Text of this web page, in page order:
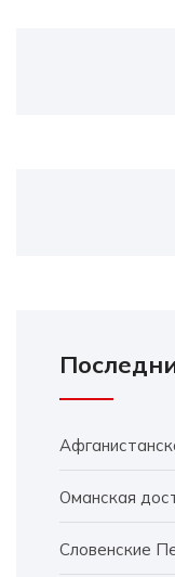
Оманская
Словенские